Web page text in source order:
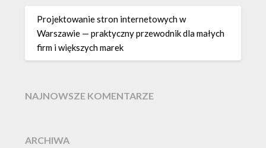
Projektowanie stron internetowych w
Warszawie — praktyczny przewodnik dla małych
firm i większych marek
NAJNOWSZE KOMENTARZE
ARCHIWA